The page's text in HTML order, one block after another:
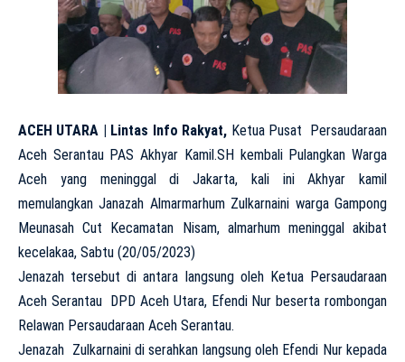
ACEH UTARA | Lintas Info Rakyat, Ketua Pusat Persaudaraan
Aceh Serantau PAS Akhyar Kamil.SH kembali Pulangkan Warga
Aceh yang meninggal di Jakarta, kali ini Akhyar kamil
memulangkan Janazah Almarmarhum Zulkarnaini warga Gampong
Meunasah Cut Kecamatan Nisam, almarhum meninggal akibat
kecelakaa, Sabtu (20/05/2023)
Jenazah tersebut di antara langsung oleh Ketua Persaudaraan
Aceh Serantau DPD Aceh Utara, Efendi Nur beserta rombongan
Relawan Persaudaraan Aceh Serantau.
Jenazah Zulkarnaini di serahkan langsung oleh Efendi Nur kepada